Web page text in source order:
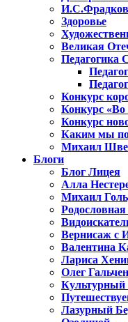
И.С.Фрадков
Здоровье
Великая
Педагогика
Конкурс
Конкурс «Во
Конкурс
Каким мы
Михаил
Блоги
Блог Лицея
Алла
Михаил
Вернисаж с
Валентина
Лариса
Олег
Культурный
Лазурный